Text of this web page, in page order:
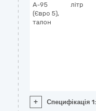
А-95
(Євро 5),
талон
літр
+ Специфікація